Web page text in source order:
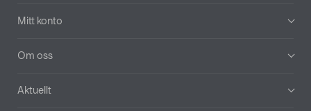
Mitt konto
Om oss
Aktuellt